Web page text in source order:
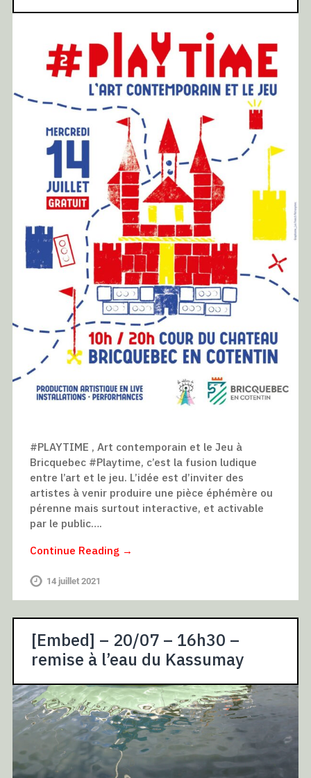
#PLAYTIME , Art contemporain et le Jeu à
Bricquebec #Playtime, c’est la fusion ludique
entre l’art et le jeu. L’idée est d’inviter des
artistes à venir produire une pièce éphémère ou
pérenne mais surtout interactive, et activable
par le public….
Continue Reading →
14 juillet 2021
[Embed] – 20/07 – 16h30 –
remise à l’eau du Kassumay